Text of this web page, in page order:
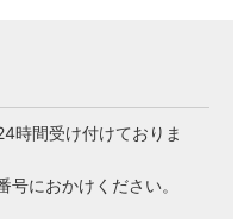
時間受け付けておりま
号におかけください。